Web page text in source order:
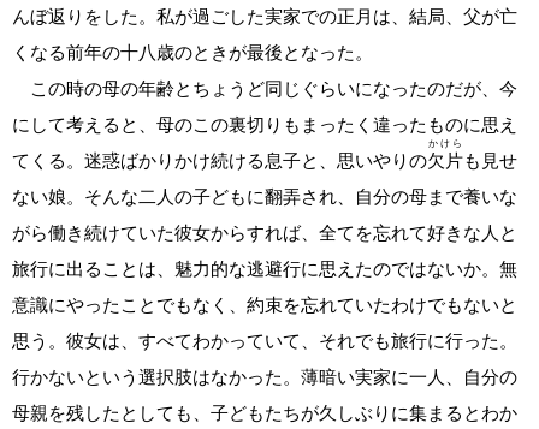
んぼ返りをした。私が過ごした実家での正月は、結局、父が亡
くなる前年の十八歳のときが最後となった。
この時の母の年齢とちょうど同じぐらいになったのだが、今
にして考えると、母のこの裏切りもまったく違ったものに思え
てくる。迷惑ばかりかけ続ける息子と、思いやりの欠片
かけら
も見せ
ない娘。そんな二人の子どもに翻弄され、自分の母まで養いな
がら働き続けていた彼女からすれば、全てを忘れて好きな人と
旅行に出ることは、魅力的な逃避行に思えたのではないか。無
意識にやったことでもなく、約束を忘れていたわけでもないと
思う。彼女は、すべてわかっていて、それでも旅行に行った。
行かないという選択肢はなかった。薄暗い実家に一人、自分の
母親を残したとしても、子どもたちが久しぶりに集まるとわか